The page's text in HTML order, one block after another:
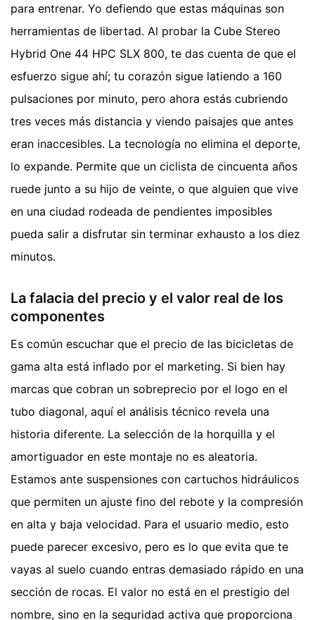
para entrenar. Yo defiendo que estas máquinas son
herramientas de libertad. Al probar la Cube Stereo
Hybrid One 44 HPC SLX 800, te das cuenta de que el
esfuerzo sigue ahí; tu corazón sigue latiendo a 160
pulsaciones por minuto, pero ahora estás cubriendo
tres veces más distancia y viendo paisajes que antes
eran inaccesibles. La tecnología no elimina el deporte,
lo expande. Permite que un ciclista de cincuenta años
ruede junto a su hijo de veinte, o que alguien que vive
en una ciudad rodeada de pendientes imposibles
pueda salir a disfrutar sin terminar exhausto a los diez
minutos.
La falacia del precio y el valor real de los
componentes
Es común escuchar que el precio de las bicicletas de
gama alta está inflado por el marketing. Si bien hay
marcas que cobran un sobreprecio por el logo en el
tubo diagonal, aquí el análisis técnico revela una
historia diferente. La selección de la horquilla y el
amortiguador en este montaje no es aleatoria.
Estamos ante suspensiones con cartuchos hidráulicos
que permiten un ajuste fino del rebote y la compresión
en alta y baja velocidad. Para el usuario medio, esto
puede parecer excesivo, pero es lo que evita que te
vayas al suelo cuando entras demasiado rápido en una
sección de rocas. El valor no está en el prestigio del
nombre, sino en la seguridad activa que proporciona